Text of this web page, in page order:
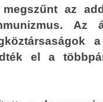
az
Az
el a